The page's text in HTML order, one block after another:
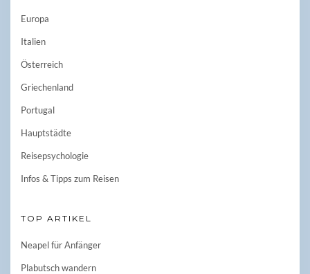
Europa
Italien
Österreich
Griechenland
Portugal
Hauptstädte
Reisepsychologie
Infos & Tipps zum Reisen
TOP ARTIKEL
Neapel für Anfänger
Plabutsch wandern